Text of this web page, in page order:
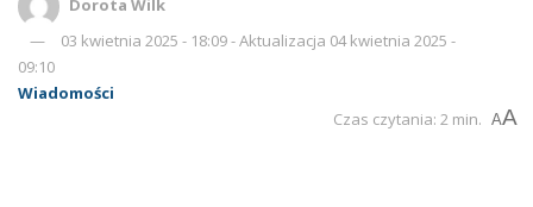
Dorota Wilk
03 kwietnia 2025 - 18:09 - Aktualizacja 04 kwietnia 2025 -
09:10
Wiadomości
Czas czytania: 2 min. AA